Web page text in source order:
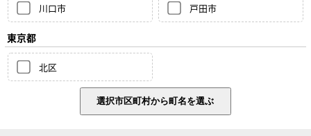
川口市 戸田市
東京都
北区